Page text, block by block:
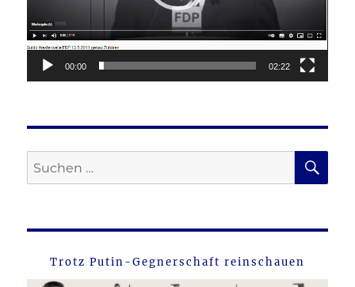
00:00 02:22
Suche
nach:
Trotz Putin-Gegnerschaft reinschauen